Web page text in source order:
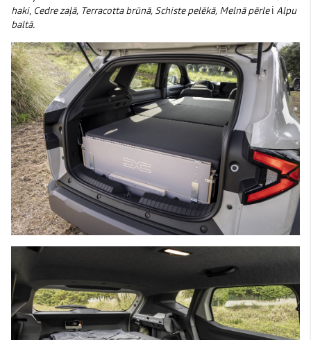
haki, Cedre zaļā, Terracotta brūnā, Schiste pelēkā, Melnā pērlei Alpu
baltā.